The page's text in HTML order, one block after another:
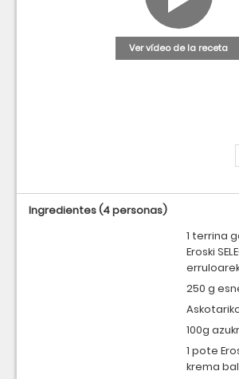
Ver vídeo de la receta
Ingredientes(4 personas)
1 terrina
Eroski
250 g
100g
1 pote
krema